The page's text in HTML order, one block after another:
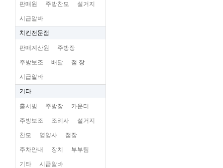
판매원 주방찬모 설거지
시급알바
치킨전문점
판매계산원 주방장
주방보조 배달 점 장
시급알바
기타
홀서빙 주방장 카운터
주방보조 조리사 설거지
찬모 영양사 점장
주차안내 장치 부부팀
기타 시급알바